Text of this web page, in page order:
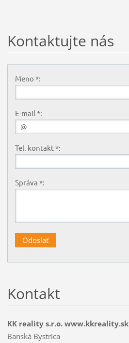
Kontaktujte nás
Meno *:
E-mail *:
Tel. kontakt *:
Správa *:
Kontakt
KK reality s.r.o. www.kkreality.sk
Banská Bystrica